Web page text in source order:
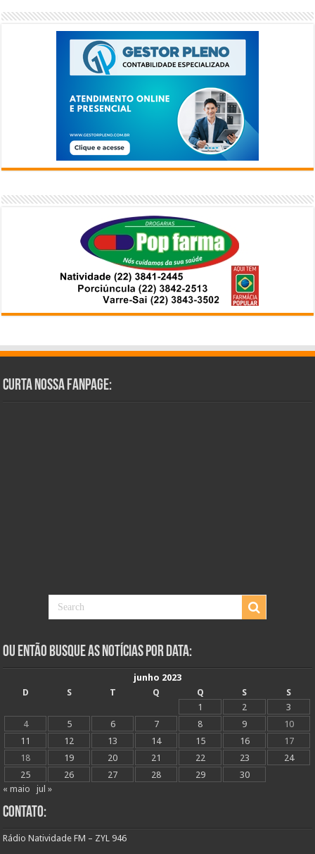
Curta Nossa Fanpage:
Ou Então Busque as Notícias Por Data:
junho 2023
D
S T Q Q S
S
1
2
3
4
5 6 7 8 9
10
11
12 13 14 15 16
17
18
19 20 21 22 23
24
25
26 27 28 29
30
« maio
jul »
Contato:
Rádio Natividade FM – ZYL 946